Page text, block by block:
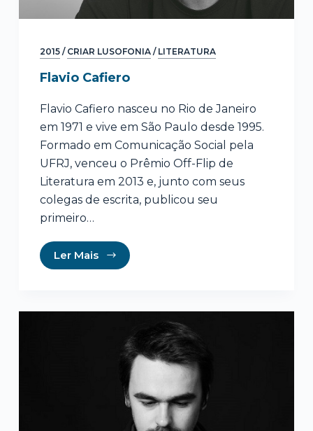
2015/ CRIAR LUSOFONIA/ LITERATURA
Flavio Cafiero
Flavio Cafiero nasceu no Rio de Janeiro
em 1971 e vive em São Paulo desde 1995.
Formado em Comunicação Social pela
UFRJ, venceu o Prêmio Off-Flip de
Literatura em 2013 e, junto com seus
colegas de escrita, publicou seu
primeiro…
Ler Mais